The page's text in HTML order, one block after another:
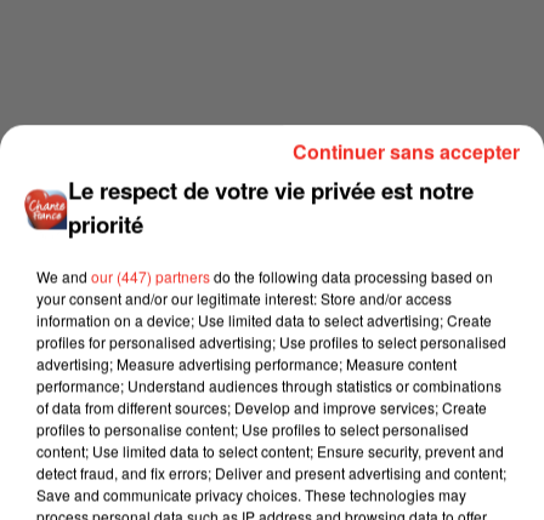
Le respect de votre vie privée est notre
priorité
We and our (447) partnersdo the following data processing based on
your consent and/or our legitimate interest: Store and/or access
information on a device; Use limited data to select advertising; Create
profiles for personalised advertising; Use profiles to select personalised
advertising; Measure advertising performance; Measure content
performance; Understand audiences through statistics or combinations
of data from different sources; Develop and improve services; Create
profiles to personalise content; Use profiles to select personalised
content; Use limited data to select content; Ensure security, prevent and
detect fraud, and fix errors; Deliver and present advertising and content;
Save and communicate privacy choices. These technologies may
process personal data such as IP address and browsing data to offer
Continuer sans accepter